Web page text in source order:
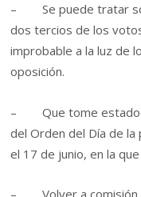
– Se puede tratar
dos tercios de los
improbable a la luz de
oposición.
– Que tome estado
del Orden del Día de la
el 17 de junio, en la